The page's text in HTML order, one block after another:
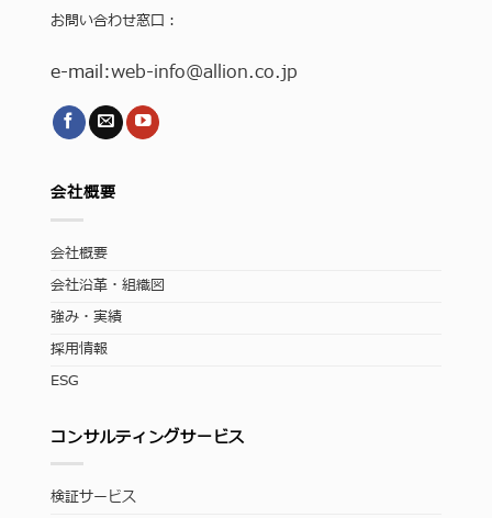
お問い合わせ窓口：
e-mail:web-info@allion.co.jp
会社概要
会社概要
会社沿革・組織図
強み・実績
採用情報
ESG
コンサルティングサービス
検証サービス